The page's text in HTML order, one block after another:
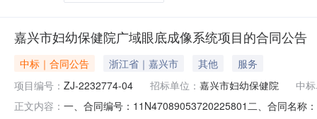
嘉兴市妇幼保健院广域眼底成像系统项目的合同公告
中标｜合同公告 浙江省｜嘉兴市 其他
服务
项目编号： ZJ-2232774-04 招标单位： 嘉兴市妇幼保健院
中
正文内容： 一、合同编号：11N47089053720225801二、合同名称